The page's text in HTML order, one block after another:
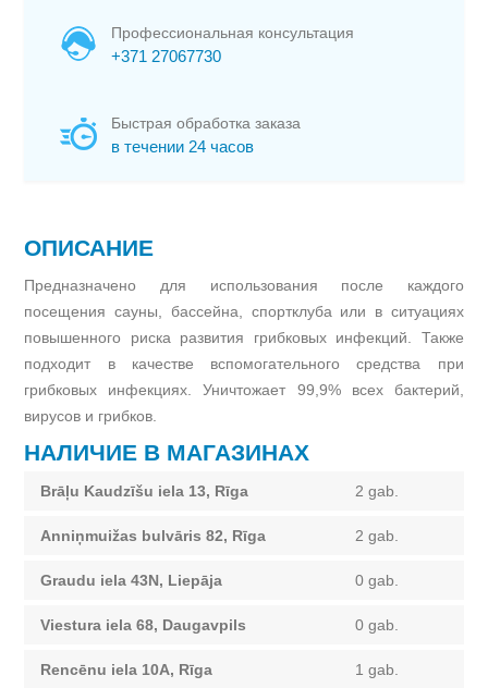
Профессиональная консультация
+371 27067730
Быстрая обработка заказа
в течении 24 часов
ОПИСАНИЕ
Предназначено для использования после каждого
посещения сауны, бассейна, спортклуба или в ситуациях
повышенного риска развития грибковых инфекций. Также
подходит в качестве вспомогательного средства при
грибковых инфекциях. Уничтожает 99,9% всех бактерий,
вирусов и грибков.
НАЛИЧИЕ В МАГАЗИНАХ
Brāļu Kaudzīšu iela 13, Rīga 2 gab.
Anniņmuižas bulvāris 82, Rīga 2 gab.
Graudu iela 43N, Liepāja 0 gab.
Viestura iela 68, Daugavpils 0 gab.
Rencēnu iela 10A, Rīga 1 gab.